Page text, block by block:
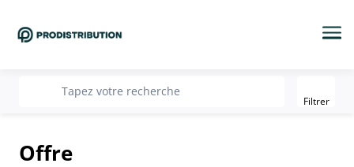
recherche
Tapez votre recherche
Filtrer
Offre